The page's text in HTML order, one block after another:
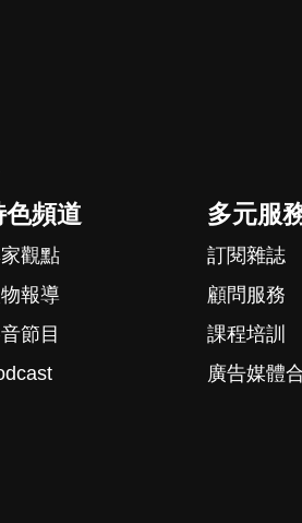
色頻道
觀點
報導
節目
多元服
訂閱雜誌
顧問服務
課程培訓
廣告媒體